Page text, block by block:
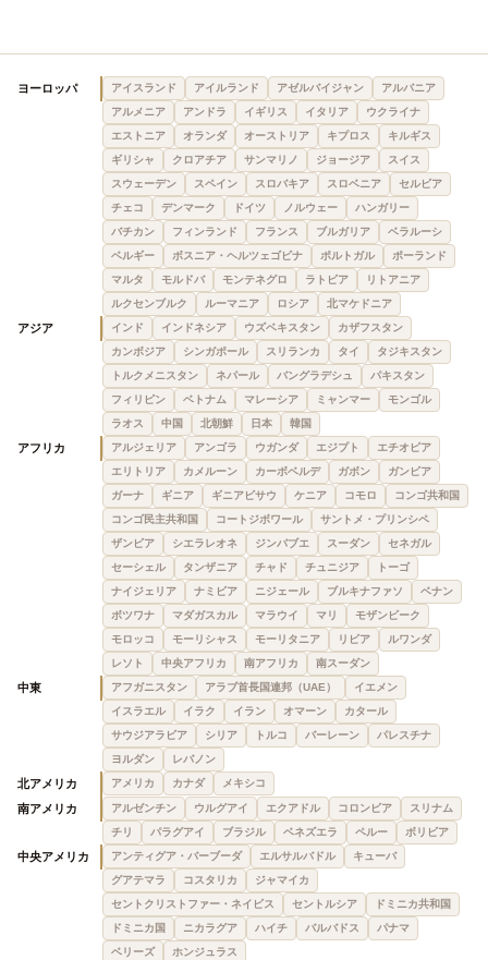
ヨーロッパ アイスランド アイルランド アゼルバイジャン
アルバニア
アルメニア
アンドラ イギリス イタリア
ウクライナ
エストニア
オランダ オーストリア キプロス
キルギス
ギリシャ
クロアチア サンマリノ ジョージア
スイス
スウェーデン
スペイン スロバキア スロベニア
セルビア
チェコ
デンマーク ドイツ ノルウェー
ハンガリー
バチカン
フィンランド フランス ブルガリア
ベラルーシ
ベルギー
ボスニア・ヘルツェゴビナ ポルトガル
ポーランド
マルタ
モルドバ モンテネグロ ラトビア
リトアニア
ルクセンブルク
ルーマニア ロシア 北マケドニア
アジア インド インドネシア ウズベキスタン
カザフスタン
カンボジア
シンガポール スリランカ タイ
タジキスタン
トルクメニスタン
ネパール バングラデシュ
パキスタン
フィリピン
ベトナム マレーシア ミャンマー
モンゴル
ラオス
中国 北朝鮮 日本 韓国
アフリカ アルジェリア アンゴラ ウガンダ エジプト
エチオピア
エリトリア
カメルーン カーボベルデ ガボン
ガンビア
ガーナ
ギニア ギニアビサウ ケニア コモロ
コンゴ共和国
コンゴ民主共和国
コートジボワール
サントメ・プリンシペ
ザンビア
シエラレオネ ジンバブエ スーダン
セネガル
セーシェル
タンザニア チャド チュニジア
トーゴ
ナイジェリア
ナミビア ニジェール ブルキナファソ
ベナン
ボツワナ
マダガスカル マラウイ マリ
モザンビーク
モロッコ
モーリシャス モーリタニア リビア
ルワンダ
レソト
中央アフリカ 南アフリカ 南スーダン
中東 アフガニスタン アラブ首長国連邦（UAE）
イエメン
イスラエル
イラク イラン オマーン
カタール
サウジアラビア
シリア トルコ バーレーン
パレスチナ
ヨルダン
レバノン
北アメリカ アメリカ カナダ メキシコ
南アメリカ アルゼンチン ウルグアイ エクアドル コロンビア
スリナム
チリ
パラグアイ ブラジル ベネズエラ ペルー ボリビア
中央アメリカ アンティグア・バーブーダ エルサルバドル
キューバ
グアテマラ
コスタリカ
ジャマイカ
セントクリストファー・ネイビス
セントルシア
ドミニカ共和国
ドミニカ国
ニカラグア ハイチ バルバドス
パナマ
ベリーズ
ホンジュラス